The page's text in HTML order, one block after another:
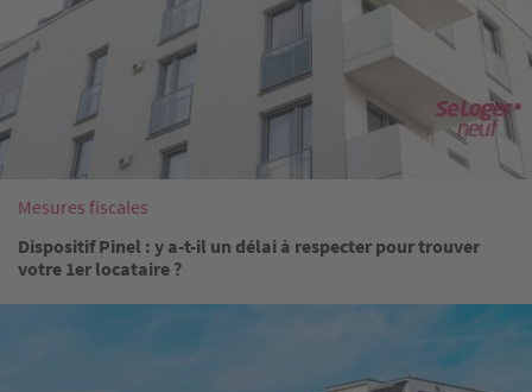
Mesures fiscales
Dispositif Pinel : y a-t-il un délai à respecter pour trouver
votre 1er locataire ?